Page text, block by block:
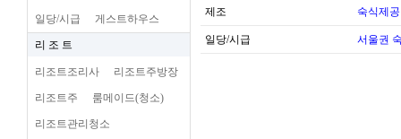
일당/시급 게스트하우스
리 조 트
리조트조리사 리조트주방장
리조트주 룸메이드(청소)
리조트관리청소
제조 숙식제
일당/시급 서울권